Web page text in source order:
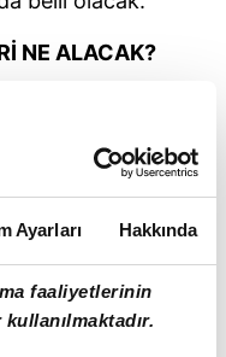
Ayarları Hakkında
faaliyetlerinin
NE ALACAK?
üst bandı
şöyle